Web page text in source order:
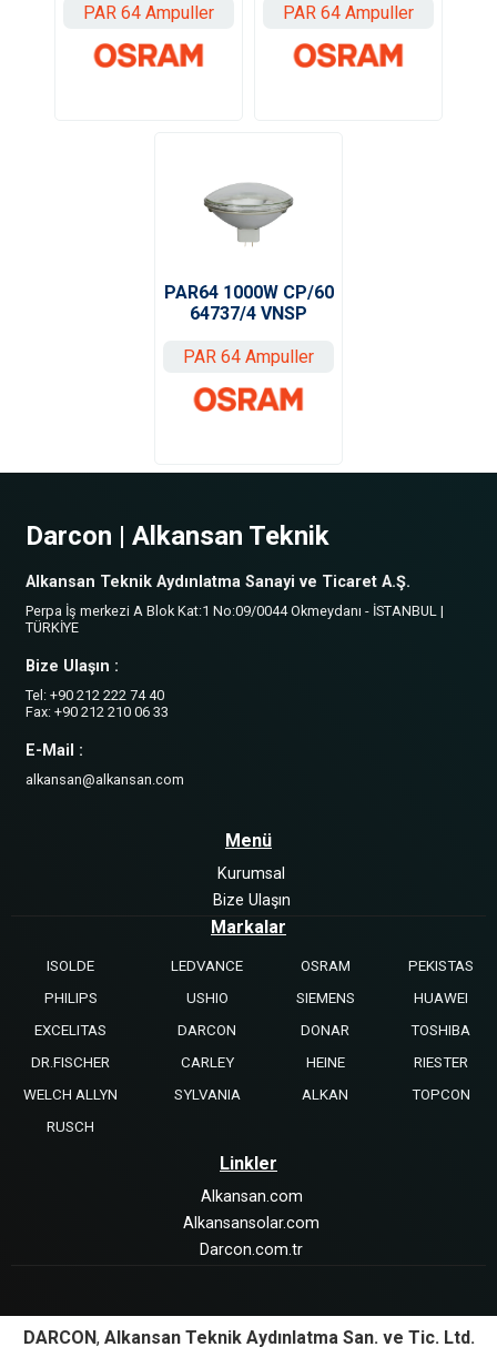
PAR 64 Ampuller PAR 64 Ampuller
PAR64 1000W CP/60
64737/4 VNSP
PAR 64 Ampuller
Darcon | Alkansan Teknik
Alkansan Teknik Aydınlatma Sanayi ve Ticaret A.Ş.
Perpa İş merkezi A Blok Kat:1 No:09/0044 Okmeydanı - İSTANBUL |
TÜRKİYE
Bize Ulaşın :
Tel: +90 212 222 74 40
Fax: +90 212 210 06 33
E-Mail :
alkansan@alkansan.com
Menü
Kurumsal
Bize Ulaşın
Markalar
ISOLDE LEDVANCE OSRAM
PEKISTAS
PHILIPS
USHIO SIEMENS
HUAWEI
EXCELITAS
DARCON DONAR
TOSHIBA
DR.FISCHER
CARLEY HEINE
RIESTER
WELCH ALLYN
SYLVANIA ALKAN
TOPCON
RUSCH
Linkler
Alkansan.com
Alkansansolar.com
Darcon.com.tr
DARCON, Alkansan Teknik Aydınlatma San. ve Tic. Ltd.